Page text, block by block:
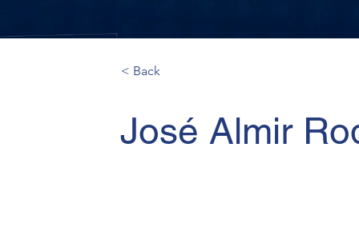
< Back
José Almir